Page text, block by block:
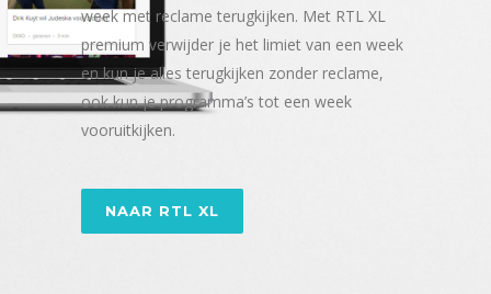
week met reclame terugkijken. Met RTL XL
premium verwijder je het limiet van een week
en kun je alles terugkijken zonder reclame,
ook kun je programma’s tot een week
vooruitkijken.
NAAR RTL XL